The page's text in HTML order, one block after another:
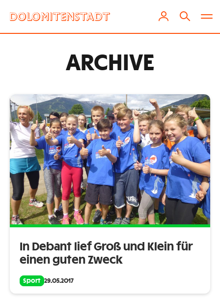
ARCHIVE
In Debant lief Groß und Klein für
einen guten Zweck
Sport 29.05.2017